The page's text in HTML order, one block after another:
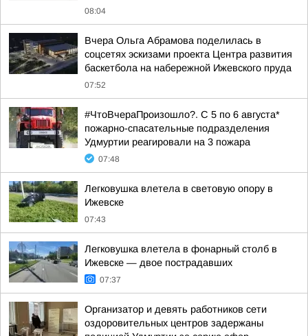
08:04
Вчера Ольга Абрамова поделилась в
соцсетях эскизами проекта Центра развития
баскетбола на набережной Ижевского пруда
07:52
#ЧтоВчераПроизошло?. С 5 по 6 августа*
пожарно-спасательные подразделения
Удмуртии реагировали на 3 пожара
07:48
Легковушка влетела в световую опору в
Ижевске
07:43
Легковушка влетела в фонарный столб в
Ижевске — двое пострадавших
07:37
Организатор и девять работников сети
оздоровительных центров задержаны